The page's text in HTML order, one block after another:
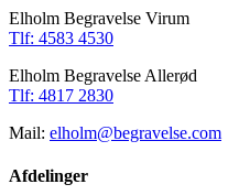
Elholm Begravelse Virum
Tlf: 4583 4530
Elholm Begravelse Allerød
Tlf: 4817 2830
Mail: elholm@begravelse.com
Afdelinger